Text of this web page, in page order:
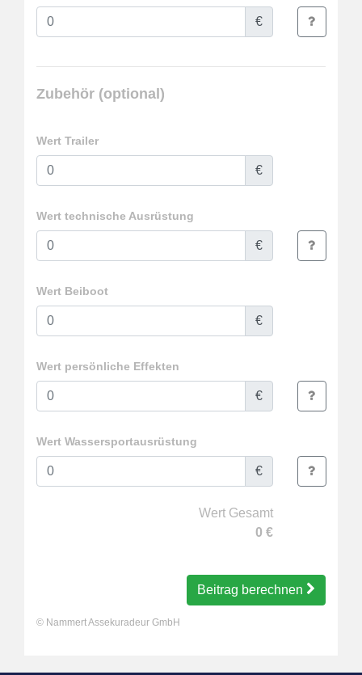
€
Zubehör (optional)
Wert Trailer
€
Wert technische Ausrüstung
€
Wert Beiboot
€
Wert persönliche Effekten
€
Wert Wassersportausrüstung
€
Wert Gesamt
0 €
Beitrag berechnen
© Nammert Assekuradeur GmbH